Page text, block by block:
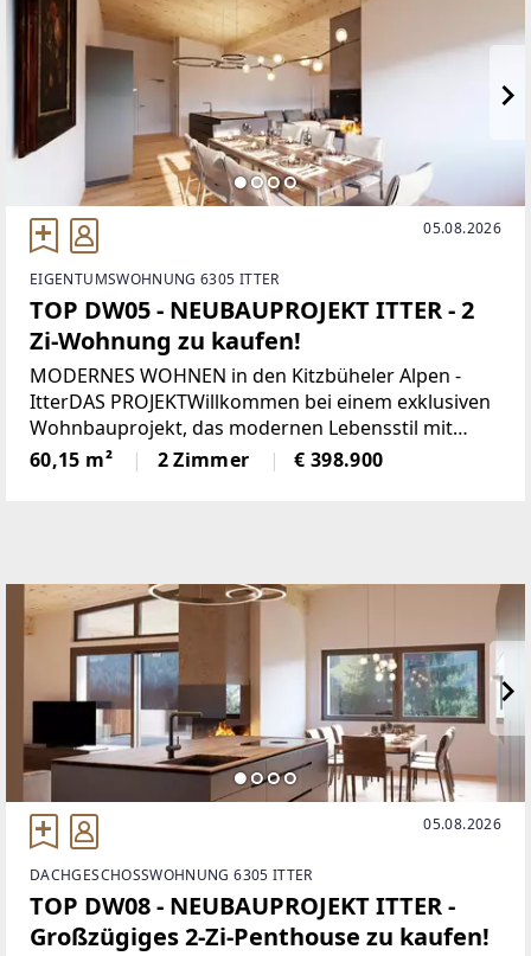
05.08.2026
EIGENTUMSWOHNUNG 6305 ITTER
TOP DW05 - NEUBAUPROJEKT ITTER - 2
Zi-Wohnung zu kaufen!
MODERNES WOHNEN in den Kitzbüheler Alpen -
ItterDAS PROJEKTWillkommen bei einem exklusiven
Wohnbauprojekt, das modernen Lebensstil mit
alpiner Wohnqualität verbindet. In sonniger Lage
entstehen 5 architektonisch harmonisch
60,15 m² 2 Zimmer € 398.900
05.08.2026
DACHGESCHOSSWOHNUNG 6305 ITTER
TOP DW08 - NEUBAUPROJEKT ITTER -
Großzügiges 2-Zi-Penthouse zu kaufen!